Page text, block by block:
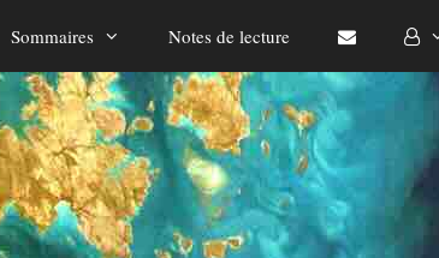
Sommaires Notes de lecture